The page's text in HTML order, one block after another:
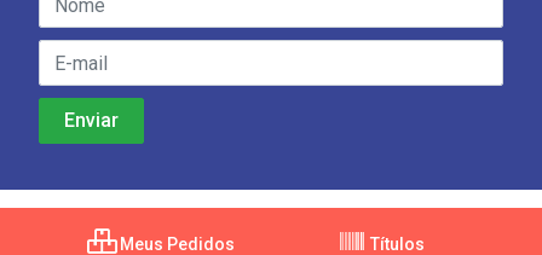
Meus Pedidos Títulos